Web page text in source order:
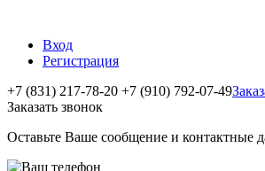
Вход
Регистрация
+7 (831) 217-78-20 +7 (910) 792-07-49
Заказать звонок
Оставьте Ваше сообщение и контактные